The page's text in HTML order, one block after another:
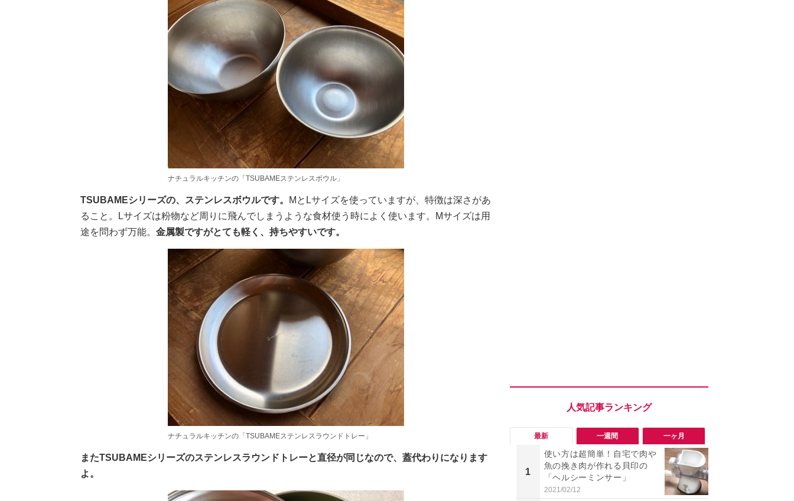
ナチュラルキッチンの「TSUBAMEステンレスボウル」
TSUBAMEシリーズの、ステンレスボウルです。
MとLサイズを使っていますが、特徴は深さがあ
ること。Lサイズは粉物など周りに飛んでしまうような食材使う時によく使います。Mサイズは用
途を問わず万能。 金属製ですがとても軽く、持ちやすいです。
ナチュラルキッチンの「TSUBAMEステンレスラウンドトレー」
またTSUBAMEシリーズのステンレスラウンドトレーと直径が同じなので、蓋代わりになります
よ。
最新 一週間 一ヶ月
1
使い方は超簡単！自宅で肉や
魚の挽き肉が作れる貝印の
「ヘルシーミンサー」
2021/02/12